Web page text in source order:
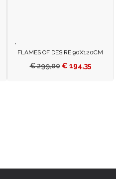
FLAMES OF DESIRE 90X120CM
€299,00 € 194,35